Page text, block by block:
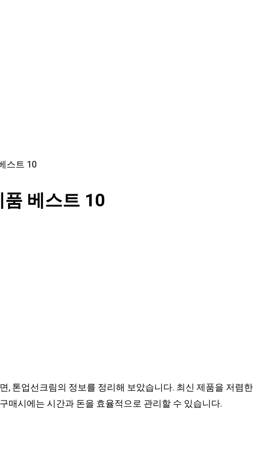
스트 10
베스트 10
, 톤업선크림의 정보를 정리해 보았습니다. 최신 제품을 저렴
매시에는 시간과 돈을 효율적으로 관리할 수 있습니다.